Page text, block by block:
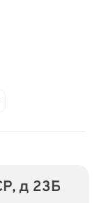
д 23Б